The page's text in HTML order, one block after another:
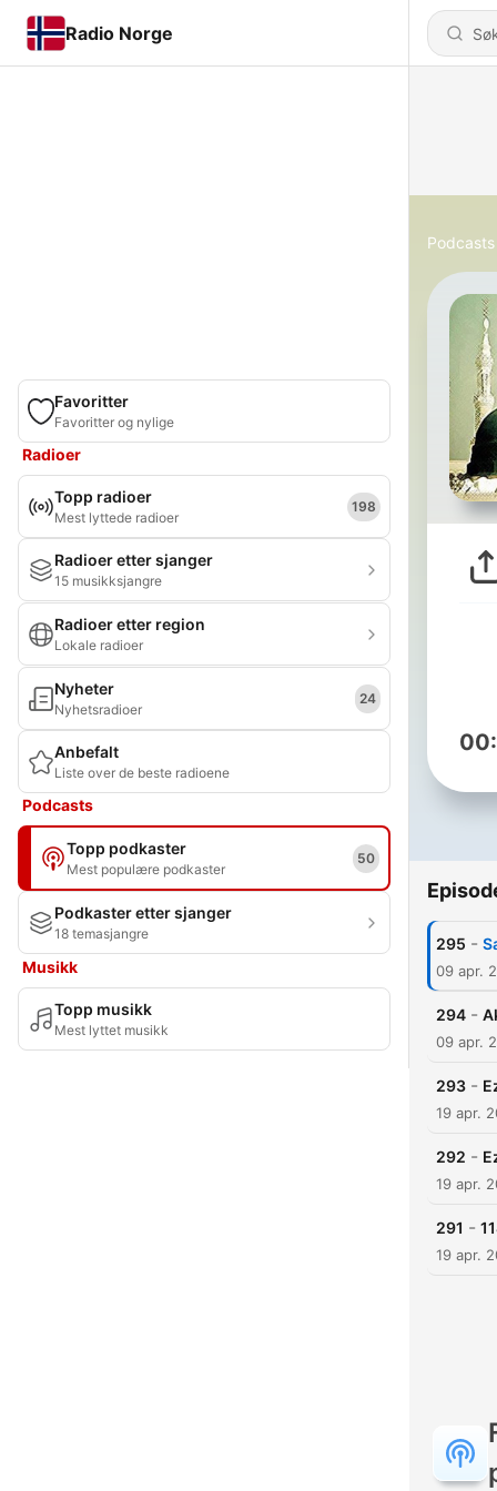
Radio Norge
Favoritter
Favoritter og nylige
Radioer
Topp radioer
Mest lyttede radioer
198
Radioer etter sjanger
15 musikksjangre
Radioer etter region
Lokale radioer
Nyheter
Nyhetsradioer
24
Anbefalt
Liste over de beste radioene
Podcasts
Topp podkaster
Mest populære podkaster
50
Podkaster etter sjanger
18 temasjangre
Musikk
Topp musikk
Mest lyttet musikk
Podcasts
295 -
09 apr.
294 -
09 apr.
293 -
19 apr.
292 -
19 apr.
291 -
19 apr.